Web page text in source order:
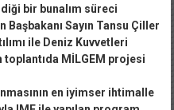
bir bunalım süreci
Sayın Tansu Çiller
ile Deniz Kuvvetleri
toplantıda MİLGEM projesi
en iyimser ihtimalle